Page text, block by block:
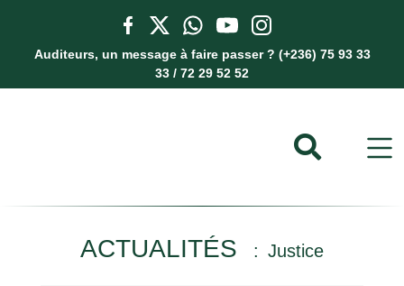
Auditeurs, un message à faire passer ? (+236) 75 93 33
33 / 72 29 52 52
ACTUALITÉS Justice